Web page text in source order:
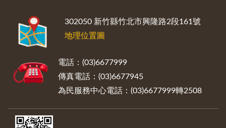
302050 新竹縣竹北市興隆路2段161號
地理位置圖
電話：(03)6677999
傳真電話：(03)6677945
為民服務中心電話：(03)6677999轉2508